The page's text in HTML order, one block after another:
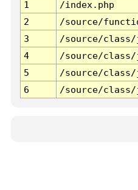
1
/index.php
2
/source/
3
/source/class/
4
/source/class/
5
/source/class/
6
/source/class/